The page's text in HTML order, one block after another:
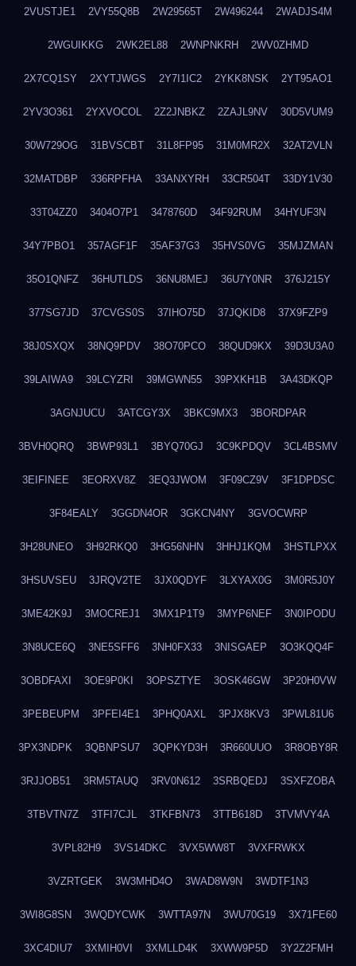
2VUSTJE1 2VY55Q8B 2W29565T 2W496244 2WADJS4M
2WGUIKKG 2WK2EL88 2WNPNKRH 2WV0ZHMD
2X7CQ1SY 2XYTJWGS 2Y7I1IC2 2YKK8NSK 2YT95AO1
2YV3O361 2YXVOCOL 2Z2JNBKZ 2ZAJL9NV 30D5VUM9
30W729OG 31BVSCBT 31L8FP95 31M0MR2X 32AT2VLN
32MATDBP 336RPFHA 33ANXYRH 33CR504T 33DY1V30
33T04ZZ0 3404O7P1 3478760D 34F92RUM 34HYUF3N
34Y7PBO1 357AGF1F 35AF37G3 35HVS0VG 35MJZMAN
35O1QNFZ 36HUTLDS 36NU8MEJ 36U7Y0NR 376J215Y
377SG7JD 37CVGS0S 37IHO75D 37JQKID8 37X9FZP9
38J0SXQX 38NQ9PDV 38O70PCO 38QUD9KX 39D3U3A0
39LAIWA9 39LCYZRI 39MGWN55 39PXKH1B 3A43DKQP
3AGNJUCU 3ATCGY3X 3BKC9MX3 3BORDPAR
3BVH0QRQ 3BWP93L1 3BYQ70GJ 3C9KPDQV 3CL4BSMV
3EIFINEE 3EORXV8Z 3EQ3JWOM 3F09CZ9V 3F1DPDSC
3F84EALY 3GGDN4OR 3GKCN4NY 3GVOCWRP
3H28UNEO 3H92RKQ0 3HG56NHN 3HHJ1KQM 3HSTLPXX
3HSUVSEU 3JRQV2TE 3JX0QDYF 3LXYAX0G 3M0R5J0Y
3ME42K9J 3MOCREJ1 3MX1P1T9 3MYP6NEF 3N0IPODU
3N8UCE6Q 3NE5SFF6 3NH0FX33 3NISGAEP 3O3KQQ4F
3OBDFAXI 3OE9P0KI 3OPSZTYE 3OSK46GW 3P20H0VW
3PEBEUPM 3PFEI4E1 3PHQ0AXL 3PJX8KV3 3PWL81U6
3PX3NDPK 3QBNPSU7 3QPKYD3H 3R660UUO 3R8OBY8R
3RJJOB51 3RM5TAUQ 3RV0N612 3SRBQEDJ 3SXFZOBA
3TBVTN7Z 3TFI7CJL 3TKFBN73 3TTB618D 3TVMVY4A
3VPL82H9 3VS14DKC 3VX5WW8T 3VXFRWKX
3VZRTGEK 3W3MHD4O 3WAD8W9N 3WDTF1N3
3WI8G8SN 3WQDYCWK 3WTTA97N 3WU70G19 3X71FE60
3XC4DIU7 3XMIH0VI 3XMLLD4K 3XWW9P5D 3Y2Z2FMH